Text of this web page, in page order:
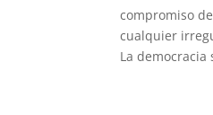
compromiso
cualquier
La